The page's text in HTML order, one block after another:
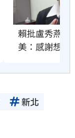
賴批盧秀燕只
美：感謝想到
新北